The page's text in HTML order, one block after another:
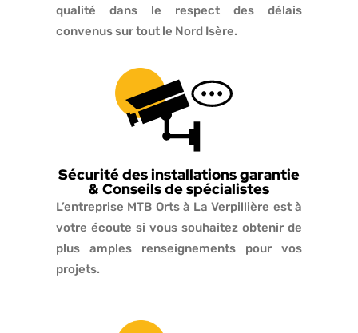
qualité dans le respect des délais
convenus sur tout le Nord Isère.
Sécurité des installations garantie
& Conseils de spécialistes
L’entreprise MTB Orts à La Verpillière est à
votre écoute si vous souhaitez obtenir de
plus amples renseignements pour vos
projets.